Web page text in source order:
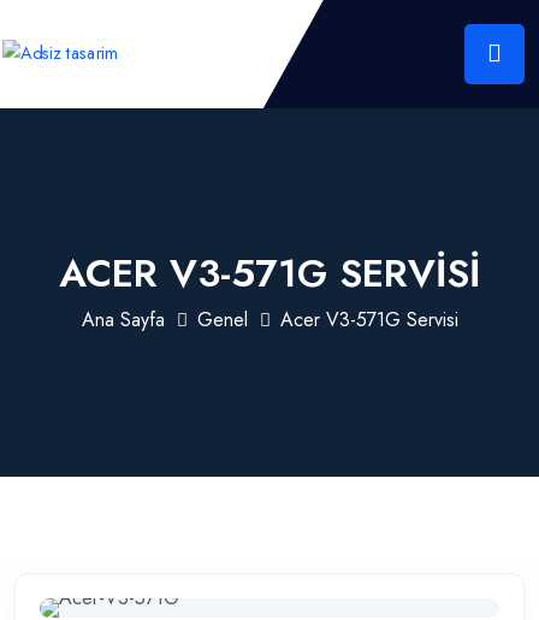
ACER V3-571G SERVISI
Ana Sayfa Genel Acer V3-571G Servisi